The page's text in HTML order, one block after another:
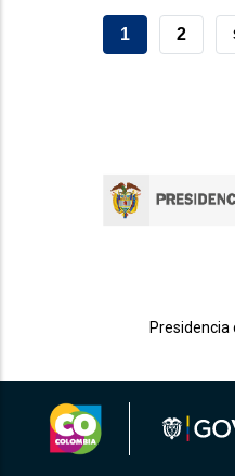
PÁGINA
1 2
Presidencia